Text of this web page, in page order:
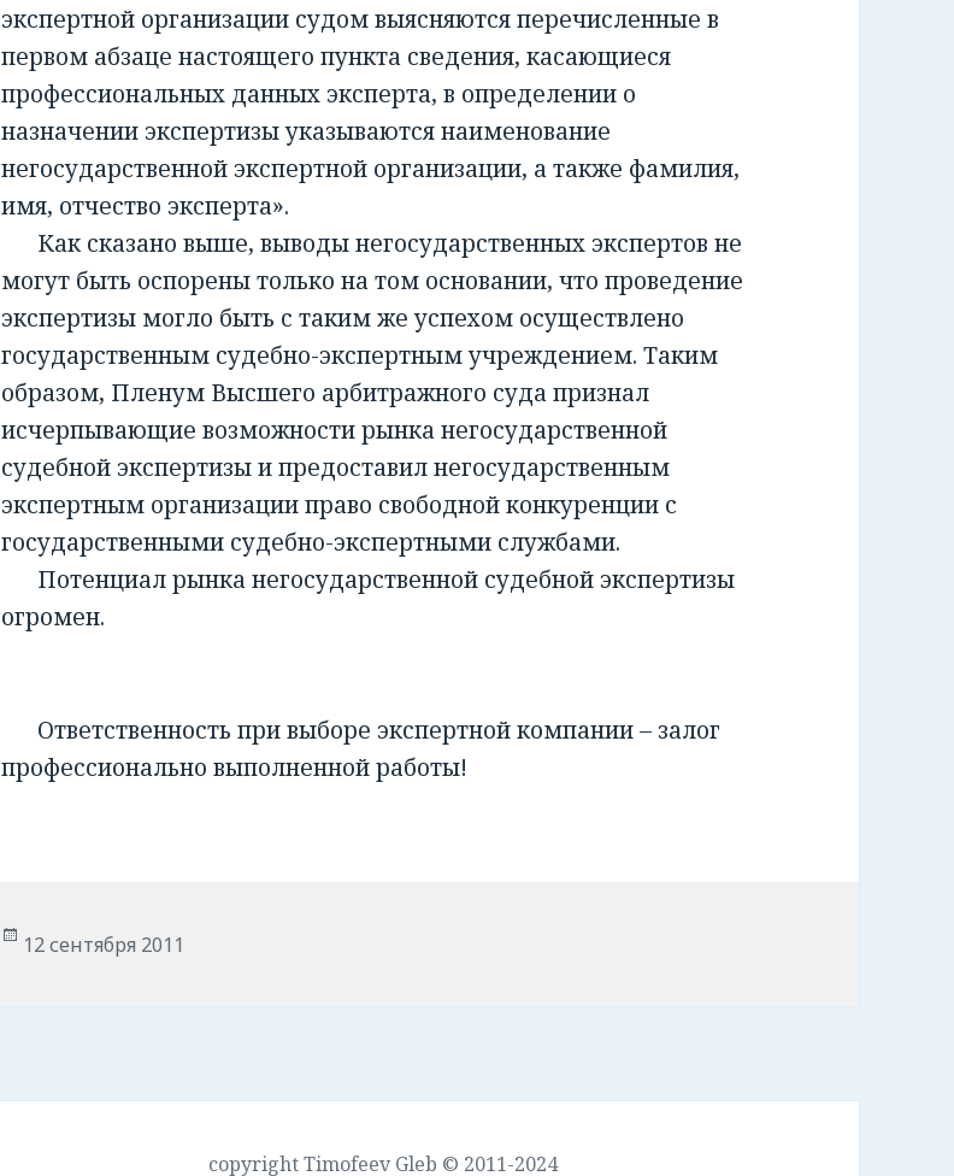
экспертной организации судом выясняются перечисленные в
первом абзаце настоящего пункта сведения, касающиеся
профессиональных данных эксперта, в определении о
назначении экспертизы указываются наименование
негосударственной экспертной организации, а также фамилия,
имя, отчество эксперта».
Как сказано выше, выводы негосударственных экспертов не
могут быть оспорены только на том основании, что проведение
экспертизы могло быть с таким же успехом осуществлено
государственным судебно-экспертным учреждением. Таким
образом, Пленум Высшего арбитражного суда признал
исчерпывающие возможности рынка негосударственной
судебной экспертизы и предоставил негосударственным
экспертным организации право свободной конкуренции с
государственными судебно-экспертными службами.
Потенциал рынка негосударственной судебной экспертизы
огромен.
Ответственность при выборе экспертной компании – залог
профессионально выполненной работы!
Опубликовано
12 сентября 2011
copyright Timofeev Gleb © 2011-2024